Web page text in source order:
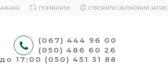
ПОРІВНЯТИ СТВОРИТИ ОБЛІКОВИЙ ЗАПИС
(067) 444 96 00
(050) 486 60 26
17:00 (050) 451 31 88